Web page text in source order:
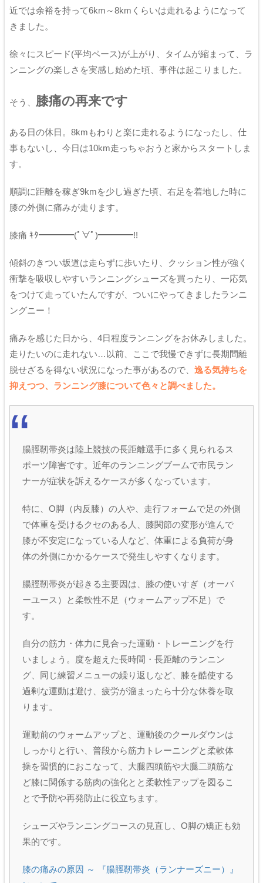
近では余裕を持って6km～8kmくらいは走れるようになって
きました。
徐々にスピード(平均ペース)が上がり、タイムが縮まって、ラ
ンニングの楽しさを実感し始めた頃、事件は起こりました。
そう、 膝痛の再来です
ある日の休日。8kmもわりと楽に走れるようになったし、仕
事もないし、今日は10km走っちゃおうと家からスタートしま
す。
順調に距離を稼ぎ9kmを少し過ぎた頃、右足を着地した時に
膝の外側に痛みが走ります。
膝痛 ｷﾀ━━━━(ﾟ∀ﾟ)━━━━!!
傾斜のきつい坂道は走らずに歩いたり、クッション性が強く
衝撃を吸収しやすいランニングシューズを買ったり、一応気
をつけて走っていたんですが、ついにやってきましたランニ
ングニー！
痛みを感じた日から、4日程度ランニングをお休みしました。
走りたいのに走れない…以前、ここで我慢できずに長期間離
脱せざるを得ない状況になった事があるので、 逸る気持ちを
抑えつつ、ランニング膝について色々と調べました。
腸脛靭帯炎は陸上競技の長距離選手に多く見られるス
ポーツ障害です。近年のランニングブームで市民ラン
ナーが症状を訴えるケースが多くなっています。
特に、O脚（内反膝）の人や、走行フォームで足の外側
で体重を受けるクセのある人、膝関節の変形が進んで
膝が不安定になっている人など、体重による負荷が身
体の外側にかかるケースで発生しやすくなります。
腸脛靭帯炎が起きる主要因は、膝の使いすぎ（オーバ
ーユース）と柔軟性不足（ウォームアップ不足）で
す。
自分の筋力・体力に見合った運動・トレーニングを行
いましょう。度を超えた長時間・長距離のランニン
グ、同じ練習メニューの繰り返しなど、膝を酷使する
過剰な運動は避け、疲労が溜まったら十分な休養を取
ります。
運動前のウォームアップと、運動後のクールダウンは
しっかりと行い、普段から筋力トレーニングと柔軟体
操を習慣的におこなって、大腿四頭筋や大腿二頭筋な
ど膝に関係する筋肉の強化とと柔軟性アップを図るこ
とで予防や再発防止に役立ちます。
シューズやランニングコースの見直し、O脚の矯正も効
果的です。
膝の痛みの原因 ～ 『腸脛靭帯炎（ランナーズニー）』